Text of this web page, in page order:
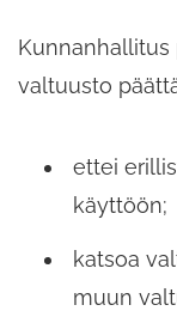
valtuusto
ettei
käyttöön;​
katsoa
muun